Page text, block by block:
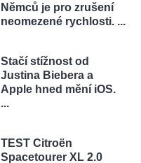
Němců je pro zrušení
neomezené rychlosti. ...
Stačí stížnost od
Justina Biebera a
Apple hned mění iOS.
...
TEST Citroën
Spacetourer XL 2.0